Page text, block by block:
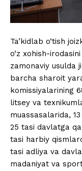
Ta’kidlab o‘tish
o‘z xohish-
zamonaviy usulda
barcha sharoit
komissiyalarining
litsey va
muassasalarida,
25 tasi davlatga
tasi harbiy
tasi adliya va
madaniyat va